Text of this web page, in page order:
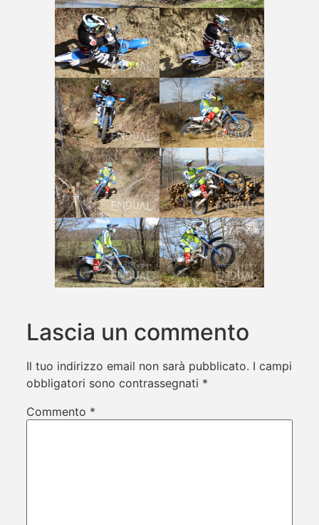
Lascia un commento
Il tuo indirizzo email non sarà pubblicato. I campi
obbligatori sono contrassegnati *
Commento *